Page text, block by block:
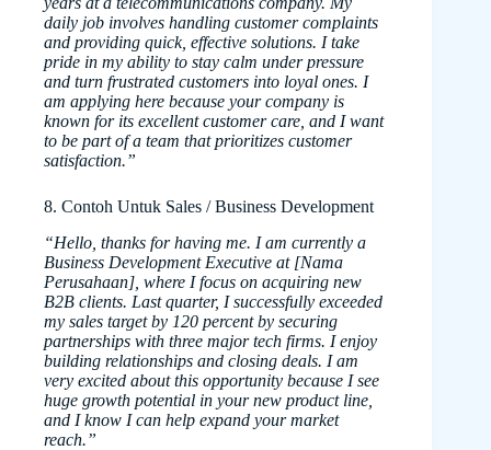
daily job involves handling customer complaints
and providing quick, effective solutions. I take
pride in my ability to stay calm under pressure
and turn frustrated customers into loyal ones. I
am applying here because your company is
known for its excellent customer care, and I want
to be part of a team that prioritizes customer
satisfaction.”
8. Contoh Untuk Sales / Business Development
“Hello, thanks for having me. I am currently a
Business Development Executive at [Nama
Perusahaan], where I focus on acquiring new
B2B clients. Last quarter, I successfully exceeded
my sales target by 120 percent by securing
partnerships with three major tech firms. I enjoy
building relationships and closing deals. I am
very excited about this opportunity because I see
huge growth potential in your new product line,
and I know I can help expand your market
reach.”